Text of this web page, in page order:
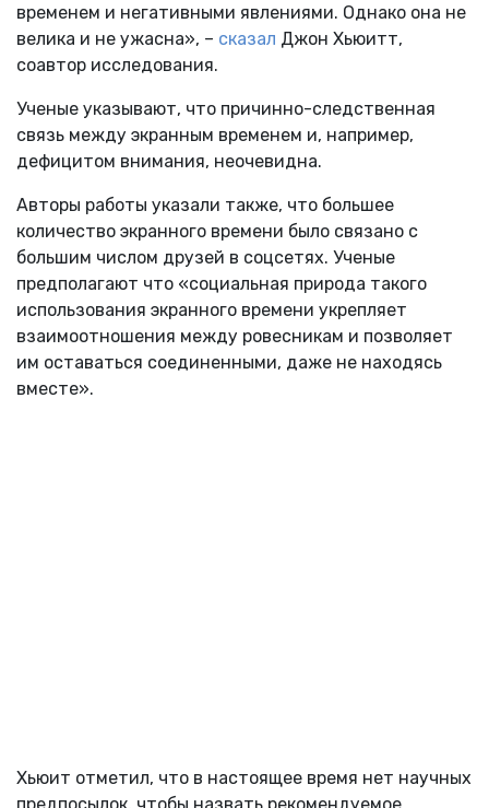
временем и негативными явлениями. Однако она не
велика и не ужасна», – сказал Джон Хьюитт,
соавтор исследования.
Ученые указывают, что причинно-следственная
связь между экранным временем и, например,
дефицитом внимания, неочевидна.
Авторы работы указали также, что большее
количество экранного времени было связано с
большим числом друзей в соцсетях. Ученые
предполагают что «социальная природа такого
использования экранного времени укрепляет
взаимоотношения между ровесникам и позволяет
им оставаться соединенными, даже не находясь
вместе».
Хьюит отметил, что в настоящее время нет научных